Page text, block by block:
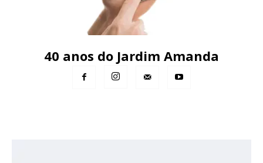
40 anos do Jardim Amanda